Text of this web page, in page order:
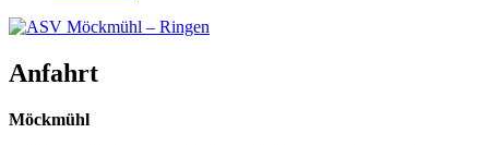
Anfahrt
Möckmühl